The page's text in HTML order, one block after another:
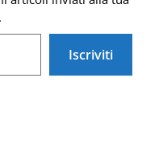
Iscriviti